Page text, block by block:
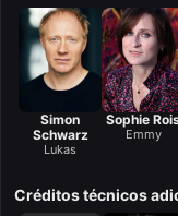
Simon
Schwarz
Lukas
Sophie
Emmy
Créditos técnicos